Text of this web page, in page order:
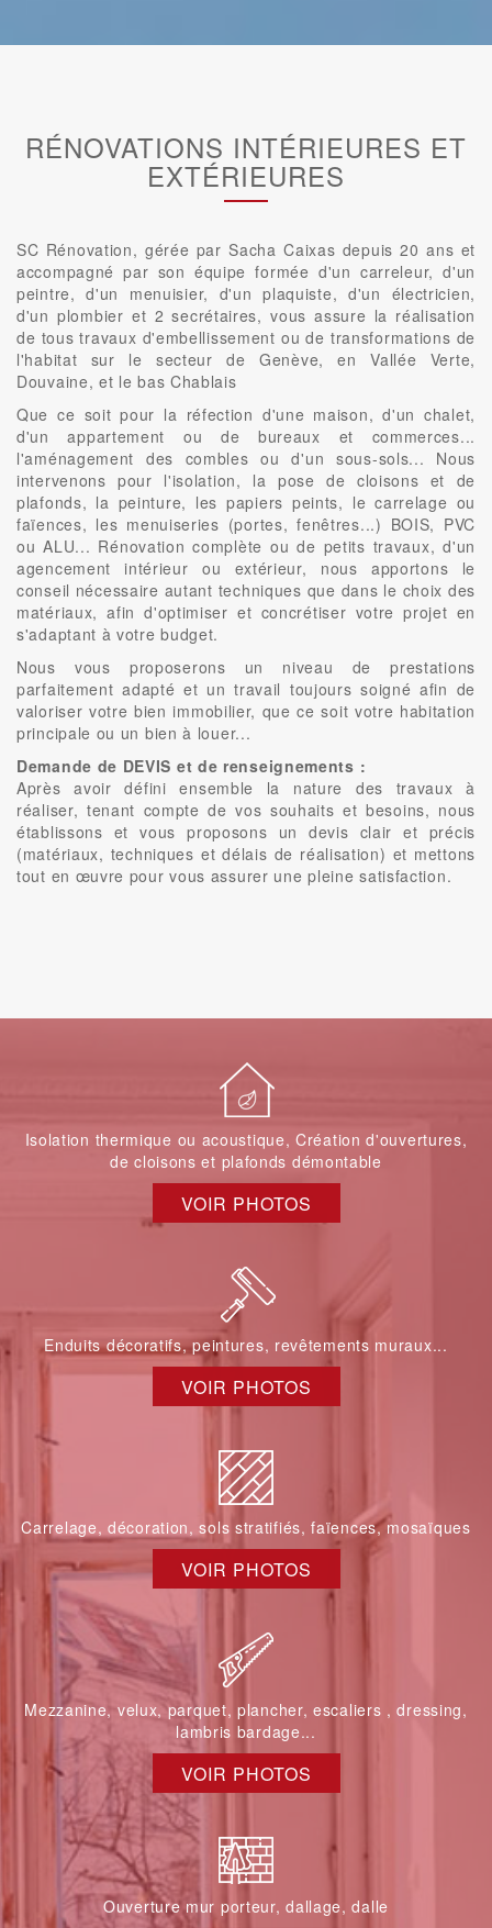
RÉNOVATIONS INTÉRIEURES ET
EXTÉRIEURES
SC Rénovation, gérée par Sacha Caixas depuis 20 ans et
accompagné par son équipe formée d'un carreleur, d'un
peintre, d'un menuisier, d'un plaquiste, d'un électricien,
d'un plombier et 2 secrétaires, vous assure la réalisation
de tous travaux d'embellissement ou de transformations de
l'habitat sur le secteur de Genève, en Vallée Verte,
Douvaine, et le bas Chablais
Que ce soit pour la réfection d'une maison, d'un chalet,
d'un appartement ou de bureaux et commerces...
l'aménagement des combles ou d'un sous-sols... Nous
intervenons pour l'isolation, la pose de cloisons et de
plafonds, la peinture, les papiers peints, le carrelage ou
faïences, les menuiseries (portes, fenêtres...) BOIS, PVC
ou ALU... Rénovation complète ou de petits travaux, d'un
agencement intérieur ou extérieur, nous apportons le
conseil nécessaire autant techniques que dans le choix des
matériaux, afin d'optimiser et concrétiser votre projet en
s'adaptant à votre budget.
Nous vous proposerons un niveau de prestations
parfaitement adapté et un travail toujours soigné afin de
valoriser votre bien immobilier, que ce soit votre habitation
principale ou un bien à louer...
Demande de DEVIS et de renseignements :
Après avoir défini ensemble la nature des travaux à
réaliser, tenant compte de vos souhaits et besoins, nous
établissons et vous proposons un devis clair et précis
(matériaux, techniques et délais de réalisation) et mettons
tout en œuvre pour vous assurer une pleine satisfaction.
Isolation thermique ou acoustique, Création d'ouvertures,
de cloisons et plafonds démontable
VOIR PHOTOS
Enduits décoratifs, peintures, revêtements muraux...
VOIR PHOTOS
Carrelage, décoration, sols stratifiés, faïences, mosaïques
VOIR PHOTOS
Mezzanine, velux, parquet, plancher, escaliers , dressing,
lambris bardage...
VOIR PHOTOS
Ouverture mur porteur, dallage, dalle